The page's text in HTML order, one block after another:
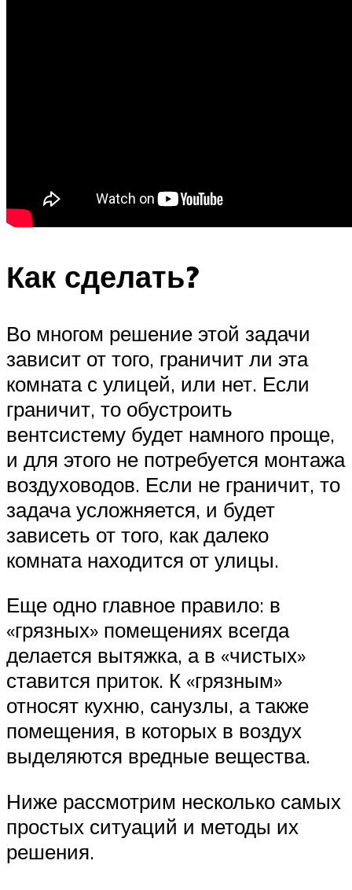
Как сделать?
Во многом решение этой задачи
зависит от того, граничит ли эта
комната с улицей, или нет. Если
граничит, то обустроить
вентсистему будет намного проще,
и для этого не потребуется монтажа
воздуховодов. Если не граничит, то
задача усложняется, и будет
зависеть от того, как далеко
комната находится от улицы.
Еще одно главное правило: в
«грязных» помещениях всегда
делается вытяжка, а в «чистых»
ставится приток. К «грязным»
относят кухню, санузлы, а также
помещения, в которых в воздух
выделяются вредные вещества.
Ниже рассмотрим несколько самых
простых ситуаций и методы их
решения.